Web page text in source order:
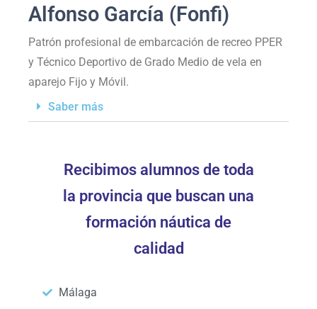
Alfonso García (Fonfi)
Patrón profesional de embarcación de recreo PPER
y Técnico Deportivo de Grado Medio de vela en
aparejo Fijo y Móvil.
Saber más
Recibimos alumnos de toda
la provincia que buscan una
formación náutica de
calidad
Málaga